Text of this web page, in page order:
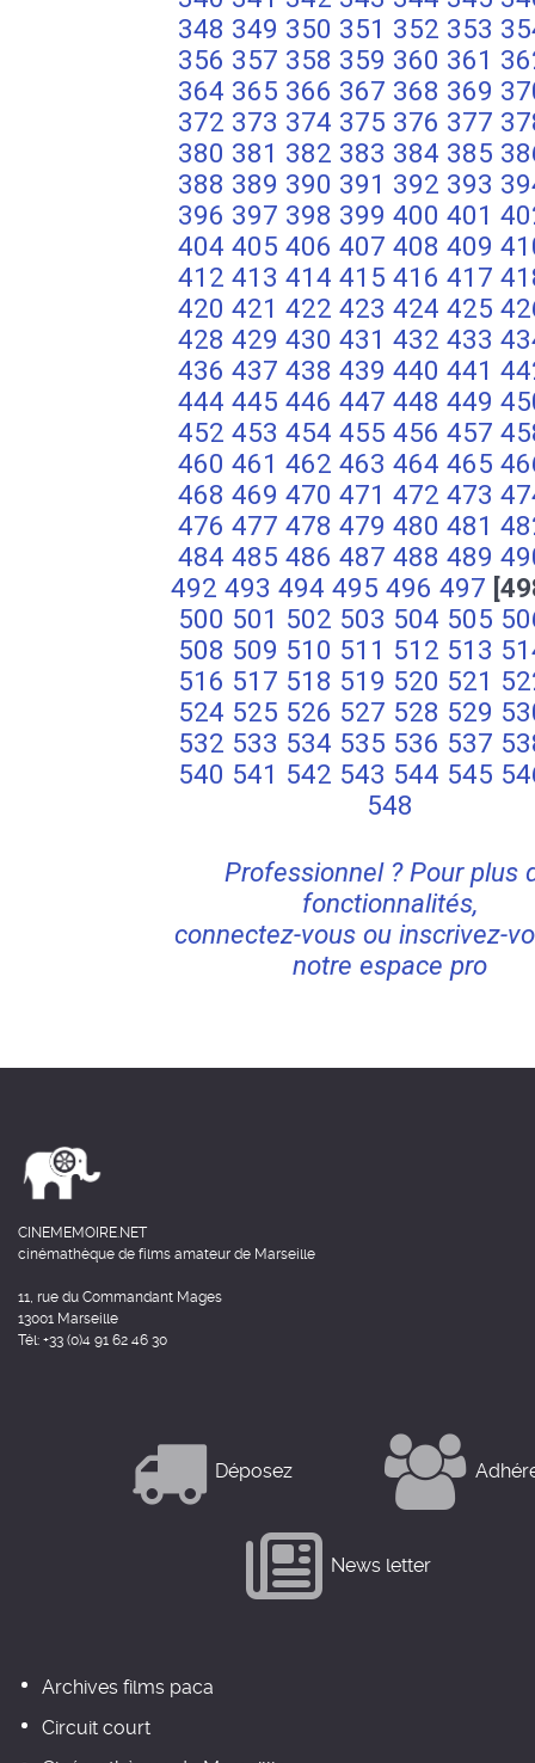
348 349 350 351 352 353
356 357 358 359 360 361
364 365 366 367 368 369
372 373 374 375 376 377
380 381 382 383 384 385
388 389 390 391 392 393
396 397 398 399 400 401
404 405 406 407 408 409
412 413 414 415 416 417
420 421 422 423 424 425
428 429 430 431 432 433
436 437 438 439 440 441
444 445 446 447 448 449
452 453 454 455 456 457
460 461 462 463 464 465
468 469 470 471 472 473
476 477 478 479 480 481
484 485 486 487 488 489
492 493 494 495 496 497
500 501 502 503 504 505
508 509 510 511 512 513
516 517 518 519 520 521
524 525 526 527 528 529
532 533 534 535 536 537
540 541 542 543 544 545
548
Professionnel ? Pour plus
fonctionnalités,
connectez-vous ou inscrivez-
notre espace pro
CINEMEMOIRE.NET
cinémathèque de films amateur de Marseille
11, rue du Commandant Mages
13001 Marseille
Tél: +33 (0)4 91 62 46 30
Déposez
News letter
Archives films paca
Circuit court